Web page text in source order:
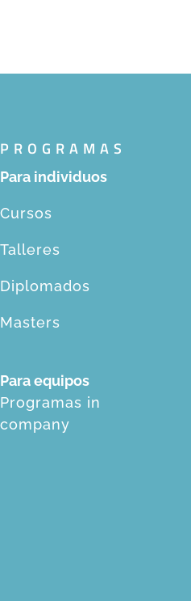
PROGRAMAS
Para individuos
Cursos
Talleres
Diplomados
Masters
Para equipos
Programas in
company